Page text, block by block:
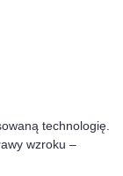
technologię.
wzroku –